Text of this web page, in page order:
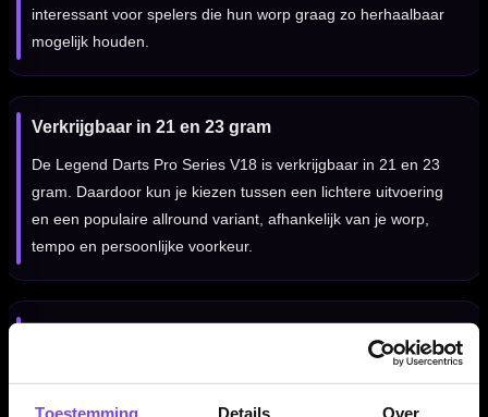
Toestemming Details Over
interessant voor spelers die hun worp graag zo herhaalbaar
mogelijk houden.
Verkrijgbaar in 21 en 23 gram
De Legend Darts Pro Series V18 is verkrijgbaar in 21 en 23
gram. Daardoor kun je kiezen tussen een lichtere uitvoering
en een populaire allround variant, afhankelijk van je worp,
tempo en persoonlijke voorkeur.
De Legend Darts Pro Series V18 Microgrip is vooral geschikt